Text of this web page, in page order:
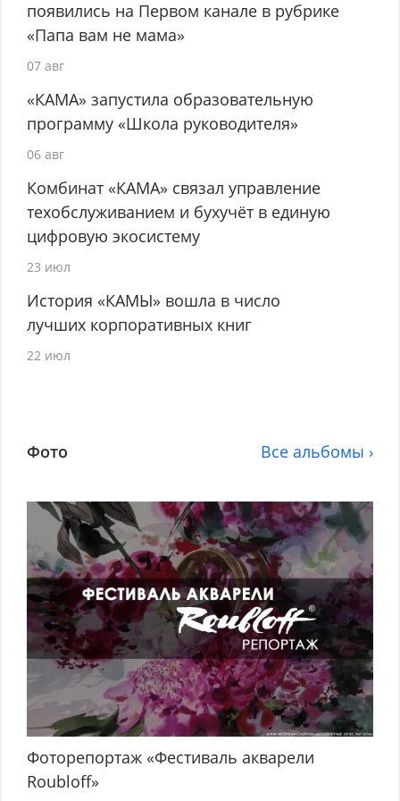
появились на Первом канале в рубрике
«Папа вам не мама»
07 авг
«КАМА» запустила образовательную
программу «Школа руководителя»
06 авг
Комбинат «КАМА» связал управление
техобслуживанием и бухучёт в единую
цифровую экосистему
23 июл
История «КАМЫ» вошла в число
лучших корпоративных книг
22 июл
Фото Все альбомы ›
Фоторепортаж «Фестиваль акварели
Roubloff»